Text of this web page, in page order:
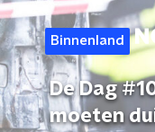
Binnenland
De Dag
moeten